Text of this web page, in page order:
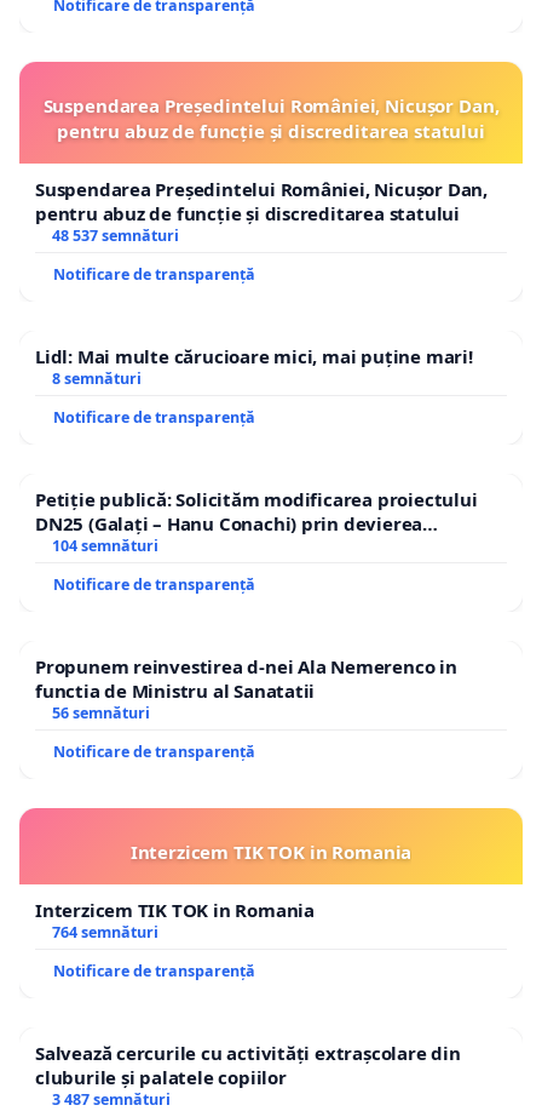
Notificare de transparență
Suspendarea Președintelui României, Nicușor Dan,
pentru abuz de funcție și discreditarea statului
Suspendarea Președintelui României, Nicușor Dan,
pentru abuz de funcție și discreditarea statului
48 537 semnături
Notificare de transparență
Lidl: Mai multe cărucioare mici, mai puține mari!
8 semnături
Notificare de transparență
Petiție publică: Solicităm modificarea proiectului
DN25 (Galați – Hanu Conachi) prin devierea
traseului în afara localităților!
104 semnături
Notificare de transparență
Propunem reinvestirea d-nei Ala Nemerenco in
functia de Ministru al Sanatatii
56 semnături
Notificare de transparență
Interzicem TIK TOK in Romania
Interzicem TIK TOK in Romania
764 semnături
Notificare de transparență
Salvează cercurile cu activități extrașcolare din
cluburile și palatele copiilor
3 487 semnături